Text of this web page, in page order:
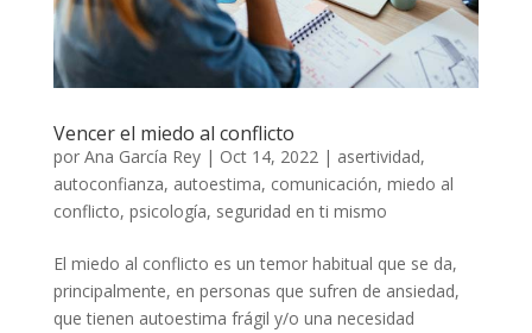
Vencer el miedo al conflicto
por Ana García Rey| Oct 14, 2022| asertividad,
autoconfianza, autoestima, comunicación, miedo al
conflicto, psicología, seguridad en ti mismo
El miedo al conflicto es un temor habitual que se da,
principalmente, en personas que sufren de ansiedad,
que tienen autoestima frágil y/o una necesidad